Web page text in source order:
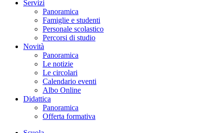
Servizi
Panoramica
Famiglie e studenti
Personale scolastico
Percorsi di studio
Novità
Panoramica
Le notizie
Le circolari
Calendario eventi
Albo Online
Didattica
Panoramica
Offerta formativa